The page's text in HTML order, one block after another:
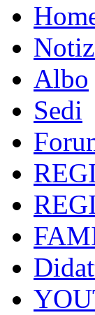
Albo
Sedi